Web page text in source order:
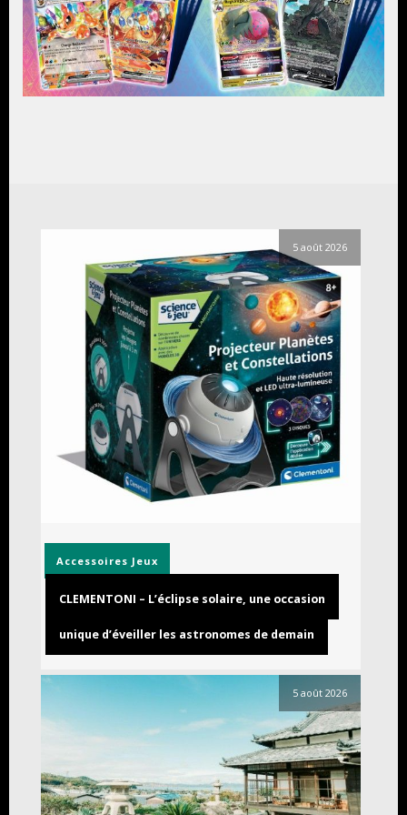
5 août 2026
Accessoires Jeux
CLEMENTONI – L’éclipse solaire, une occasion
unique d’éveiller les astronomes de demain
5 août 2026